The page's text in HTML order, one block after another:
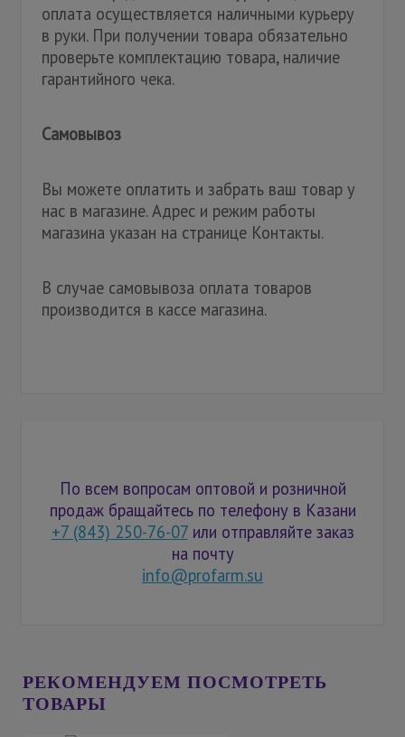
оплата осуществляется наличными курьеру
в руки. При получении товара обязательно
проверьте комплектацию товара, наличие
гарантийного чека.
Самовывоз
Вы можете оплатить и забрать ваш товар у
нас в магазине. Адрес и режим работы
магазина указан на странице Контакты.
В случае самовывоза оплата товаров
производится в кассе магазина.
По всем вопросам оптовой и розничной
продаж бращайтесь по телефону в Казани
+7 (843) 250-76-07или отправляйте заказ
на почту
info@profarm.su
РЕКОМЕНДУЕМ ПОСМОТРЕТЬ
ТОВАРЫ